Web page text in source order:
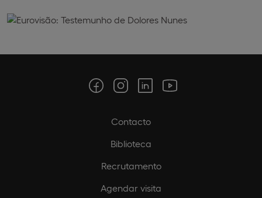
Contacto
Biblioteca
Recrutamento
Agendar visita